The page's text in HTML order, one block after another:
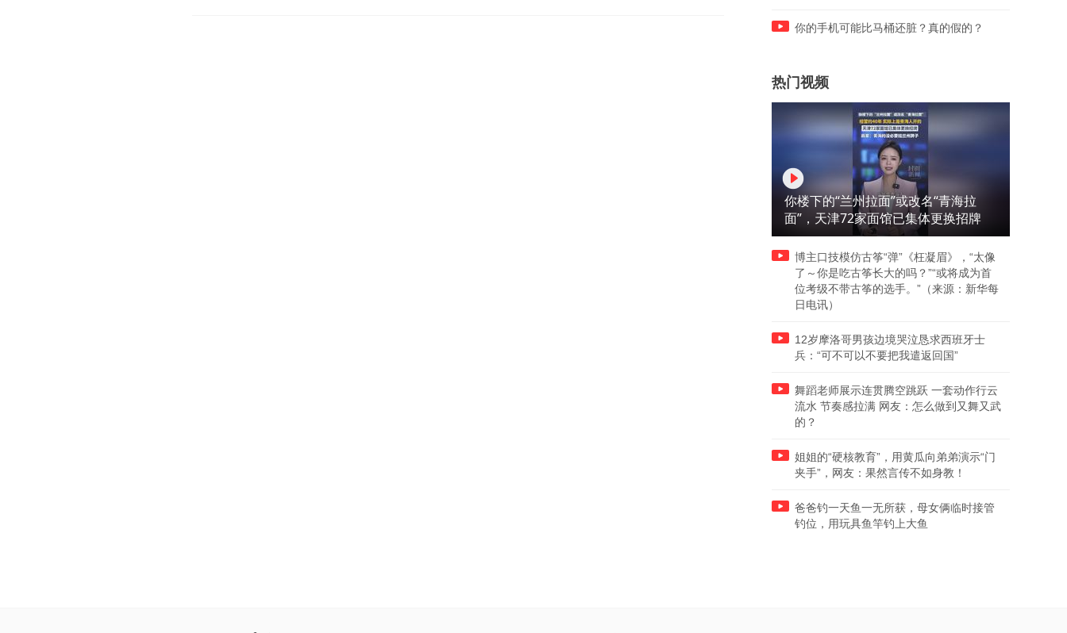
你的手机可能比马桶还脏？真的假的？
热门视频
你楼下的“兰州拉面”或改名“青海拉
面”，天津72家面馆已集体更换招牌
博主口技模仿古筝“弹”《枉凝眉》，“太像
了～你是吃古筝长大的吗？”“或将成为首
位考级不带古筝的选手。”（来源：新华每
日电讯）
12岁摩洛哥男孩边境哭泣恳求西班牙士
兵：“可不可以不要把我遣返回国”
舞蹈老师展示连贯腾空跳跃 一套动作行云
流水 节奏感拉满 网友：怎么做到又舞又武
的？
姐姐的“硬核教育”，用黄瓜向弟弟演示“门
夹手”，网友：果然言传不如身教！
爸爸钓一天鱼一无所获，母女俩临时接管
钓位，用玩具鱼竿钓上大鱼